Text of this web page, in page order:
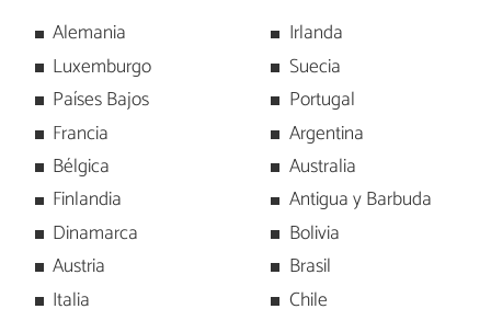
Alemania
Luxemburgo
Países Bajos
Francia
Bélgica
Finlandia
Dinamarca
Austria
Italia
Irlanda
Suecia
Portugal
Argentina
Australia
Antigua y Barbuda
Bolivia
Brasil
Chile